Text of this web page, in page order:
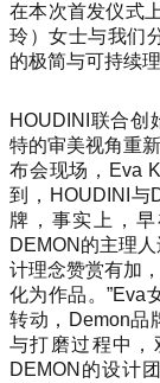
在本次首发仪式
玲）女士与我们
的极简与可持续
HOUDINI联合创
特的审美视角重
布会现场，Eva
到，HOUDINI与
牌，事实上，
DEMON的主理
计理念赞赏有加
化为作品。”Eva
转动，Demon品
与打磨过程中
DEMON的设计